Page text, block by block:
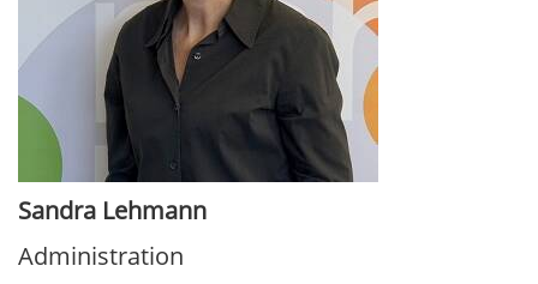
Sandra Lehmann
Administration